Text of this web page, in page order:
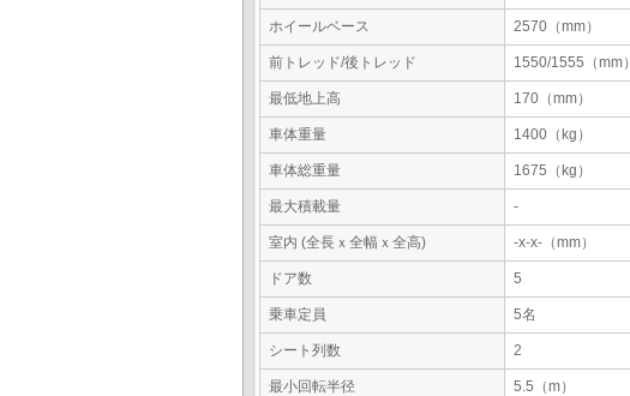
ホイールベース 2570（mm）
前トレッド/後トレッド 1550/1555（mm）
最低地上高 170（mm）
車体重量 1400（kg）
車体総重量 1675（kg）
最大積載量 -
室内 (全長ｘ全幅ｘ全高) -x-x-（mm）
ドア数 5
乗車定員 5名
シート列数 2
最小回転半径 5.5（m）